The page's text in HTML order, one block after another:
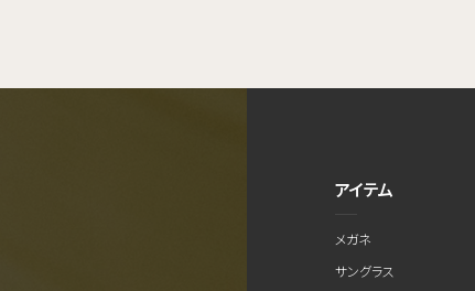
アイテム
メガネ
サングラス